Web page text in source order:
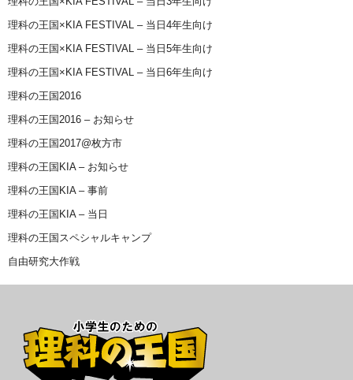
理科の王国×KIA FESTIVAL – 当日4年生向け
理科の王国×KIA FESTIVAL – 当日5年生向け
理科の王国×KIA FESTIVAL – 当日6年生向け
理科の王国2016
理科の王国2016 – お知らせ
理科の王国2017@枚方市
理科の王国KIA – お知らせ
理科の王国KIA – 事前
理科の王国KIA – 当日
理科の王国スペシャルキャンプ
自由研究大作戦